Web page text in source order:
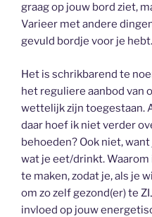
graag op jouw bord ziet,
Varieer met andere
gevuld bordje voor je hebt.
Het is schrikbarend te
het reguliere aanbod van
wettelijk zijn toegestaan.
daar hoef ik niet verder
behoeden? Ook niet,
wat je eet/drinkt. Waarom
te maken, zodat je, als je
om zo zelf gezond(er) te
invloed op jouw